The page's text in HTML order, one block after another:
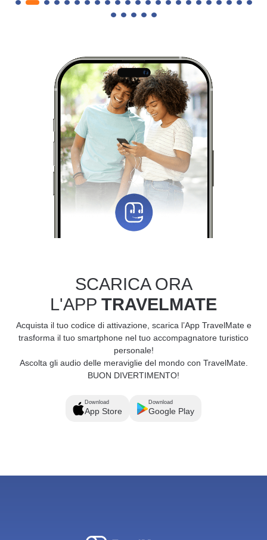
SCARICA ORA
L'APP TRAVELMATE
Acquista il tuo codice di attivazione, scarica l’App TravelMate e
trasforma il tuo smartphone nel tuo accompagnatore turistico
personale!
Ascolta gli audio delle meraviglie del mondo con TravelMate.
BUON DIVERTIMENTO!
Download
App Store
Download
Google Play